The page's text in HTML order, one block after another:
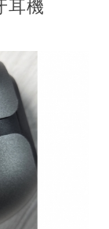
耳機